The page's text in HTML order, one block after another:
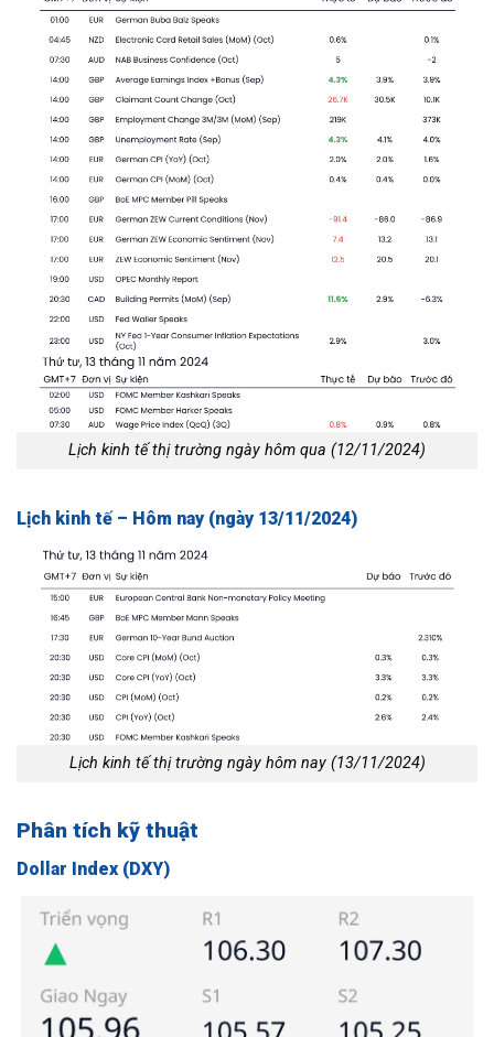
Lịch kinh tế thị trường ngày hôm qua (12/11/2024)
Lịch kinh tế – Hôm nay (ngày 13/11/2024)
Lịch kinh tế thị trường ngày hôm nay (13/11/2024)
Phân tích kỹ thuật
Dollar Index (DXY)